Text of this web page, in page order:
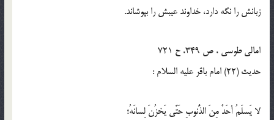
زبانش را نگه دارد، خداوند عيبش را بپوشاند.
امالى طوسى ، ص 349، ح 721
حدیث (22) امام باقر عليه‏ السلام :
لا یَسلَمُ أحَدٌ مِنَ الذُّنوبِ حَتَّی یَخزُنَ لِسانَهُ؛